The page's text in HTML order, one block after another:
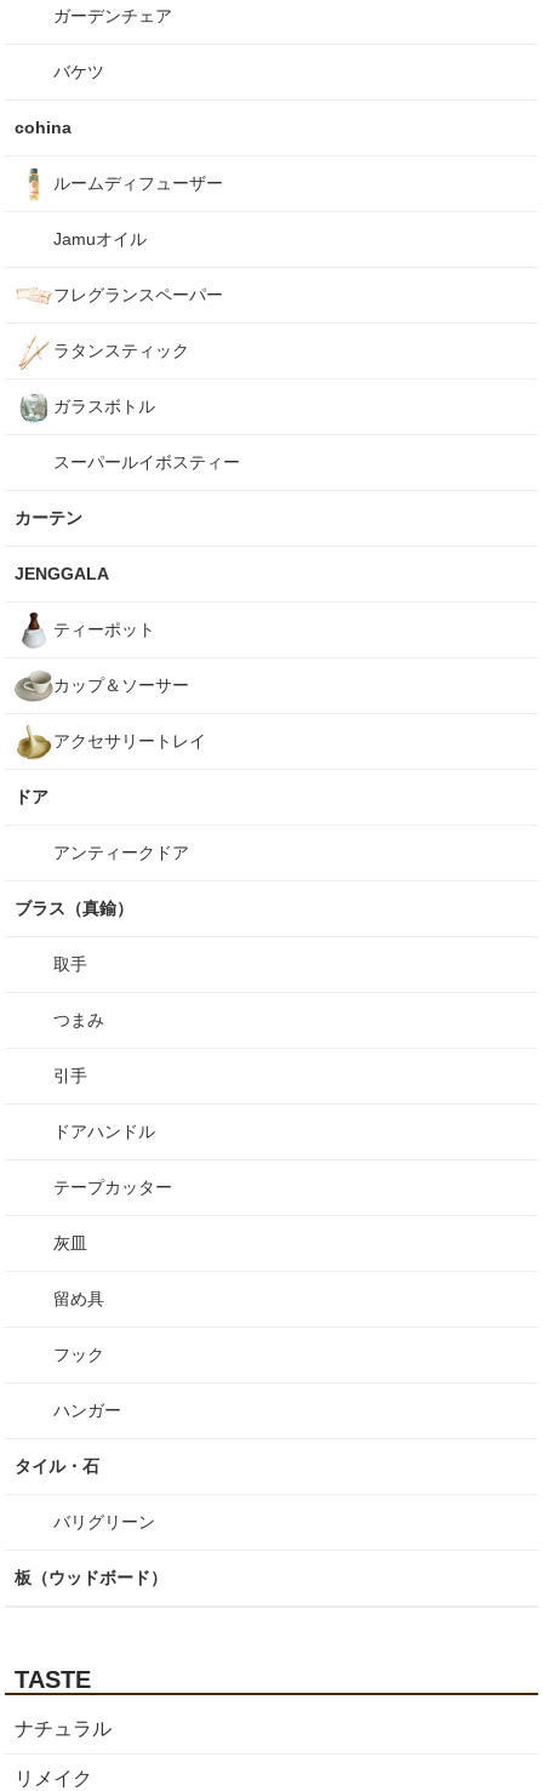
ガーデンチェア
バケツ
cohina
ルームディフューザー
Jamuオイル
フレグランスペーパー
ラタンスティック
ガラスボトル
スーパールイボスティー
カーテン
JENGGALA
ティーポット
カップ＆ソーサー
アクセサリートレイ
ドア
アンティークドア
ブラス（真鍮）
取手
つまみ
引手
ドアハンドル
テープカッター
灰皿
留め具
フック
ハンガー
タイル・石
バリグリーン
板（ウッドボード）
TASTE
ナチュラル
リメイク